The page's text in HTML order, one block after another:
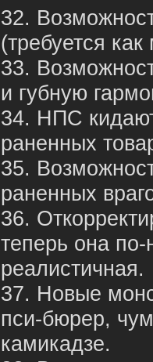
32.
(требуется
33.
и губную
34. НПС
раненных
35.
раненных
36.
теперь она
реалистичная.
37. Новые
пси-бюрер,
камикадзе.